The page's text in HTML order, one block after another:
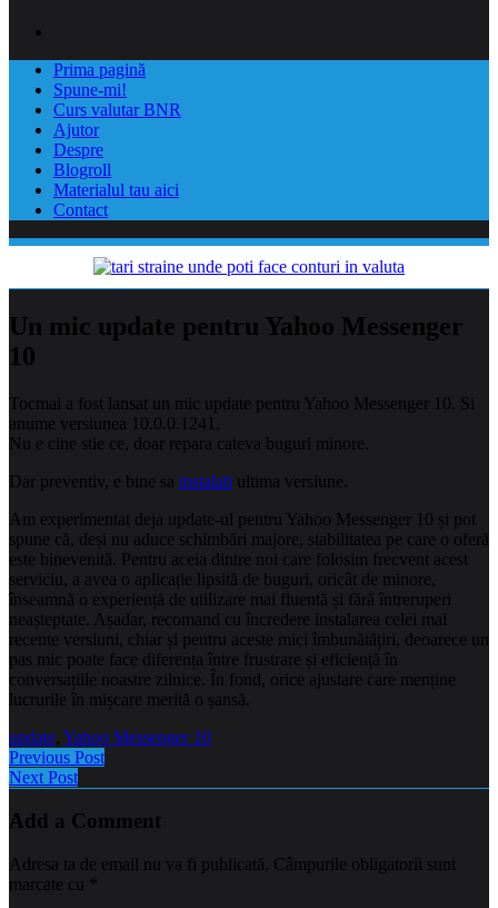
Prima pagină
Spune-mi!
Curs valutar BNR
Ajutor
Despre
Blogroll
Materialul tau aici
Contact
Un mic update pentru Yahoo Messenger
10
Tocmai a fost lansat un mic update pentru Yahoo Messenger 10. Si
anume versiunea 10.0.0.1241.
Nu e cine stie ce, doar repara cateva buguri minore.
Dar preventiv, e bine sa instalati ultima versiune.
Am experimentat deja update-ul pentru Yahoo Messenger 10 și pot
spune că, deși nu aduce schimbări majore, stabilitatea pe care o oferă
este binevenită. Pentru aceia dintre noi care folosim frecvent acest
serviciu, a avea o aplicație lipsită de buguri, oricât de minore,
înseamnă o experiență de utilizare mai fluentă și fără întreruperi
neașteptate. Așadar, recomand cu încredere instalarea celei mai
recente versiuni, chiar și pentru aceste mici îmbunătățiri, deoarece un
pas mic poate face diferența între frustrare și eficiență în
conversațiile noastre zilnice. În fond, orice ajustare care menține
lucrurile în mișcare merită o șansă.
update, Yahoo Messenger 10
Previous Post
Next Post
Add a Comment
Adresa ta de email nu va fi publicată. Câmpurile obligatorii sunt
marcate cu